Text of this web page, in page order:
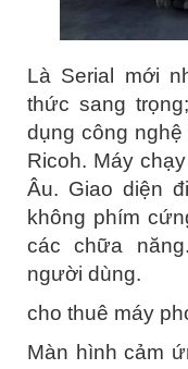
Là Serial mới
thức sang
dụng công
Ricoh. Máy
Âu. Giao diện
không phím
các chữa
người dùng.
cho thuê máy
Màn hình cảm